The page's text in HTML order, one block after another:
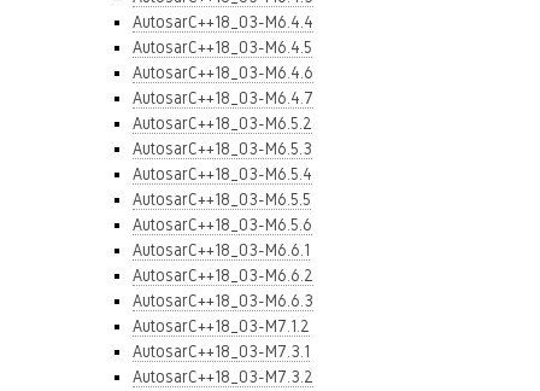
AutosarC++18_03-M6.4.4
AutosarC++18_03-M6.4.5
AutosarC++18_03-M6.4.6
AutosarC++18_03-M6.4.7
AutosarC++18_03-M6.5.2
AutosarC++18_03-M6.5.3
AutosarC++18_03-M6.5.4
AutosarC++18_03-M6.5.5
AutosarC++18_03-M6.5.6
AutosarC++18_03-M6.6.1
AutosarC++18_03-M6.6.2
AutosarC++18_03-M6.6.3
AutosarC++18_03-M7.1.2
AutosarC++18_03-M7.3.1
AutosarC++18_03-M7.3.2